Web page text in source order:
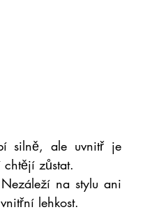
silně, ale uvnitř je
zůstat.
na stylu ani
lehkost.